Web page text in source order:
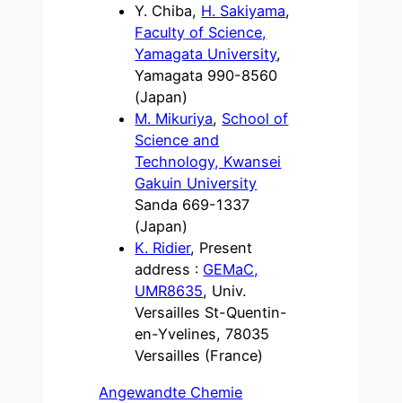
Y. Chiba, H. Sakiyama,
Faculty of Science,
Yamagata University,
Yamagata 990-8560
(Japan)
M. Mikuriya, School of
Science and
Technology, Kwansei
Gakuin University
Sanda 669-1337
(Japan)
K. Ridier, Present
address : GEMaC,
UMR8635, Univ.
Versailles St-Quentin-
en-Yvelines, 78035
Versailles (France)
Angewandte Chemie